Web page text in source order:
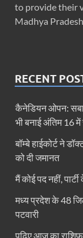
to provide their
Madhya
RECENT
कैनेडियन ओपन:
भी बनाई अंतिम 16
बॉम्बे हाईकोर्ट ने
को दी जमानत
मैं कोई पद नहीं,
मध्य प्रदेश के 48
पटवारी
पढ़िए आज का